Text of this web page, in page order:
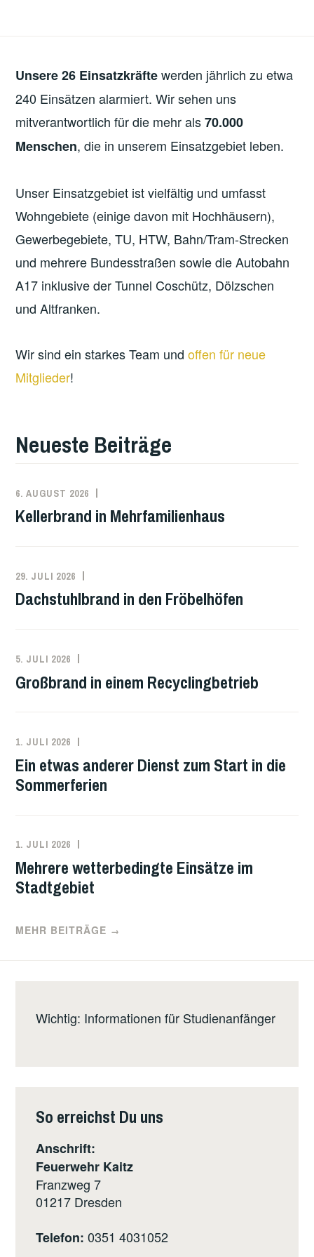
Unsere 26 Einsatzkräftewerden jährlich zu etwa
240 Einsätzen alarmiert. Wir sehen uns
mitverantwortlich für die mehr als70.000
Menschen, die in unserem Einsatzgebiet leben.
Unser Einsatzgebiet ist vielfältig und umfasst
Wohngebiete (einige davon mit Hochhäusern),
Gewerbegebiete, TU, HTW, Bahn/Tram-Strecken
und mehrere Bundesstraßen sowie die Autobahn
A17 inklusive der Tunnel Coschütz, Dölzschen
und Altfranken.
Wir sind ein starkes Team undoffen für neue
Mitglieder!
Neueste Beiträge
6. AUGUST 2026
KUNZE
Kellerbrand in Mehrfamilienhaus
29. JULI 2026
KUNZE
Dachstuhlbrand in den Fröbelhöfen
5. JULI 2026
KUNZE
Großbrand in einem Recyclingbetrieb
1. JULI 2026
KUNZE
Ein etwas anderer Dienst zum Start in die
Sommerferien
1. JULI 2026
KUNZE
Mehrere wetterbedingte Einsätze im
Stadtgebiet
MEHR BEITRÄGE →
Wichtig: Informationen für Studienanfänger
So erreichst Du uns
Anschrift:
Feuerwehr Kaitz
Franzweg 7
01217 Dresden
Telefon:0351 4031052